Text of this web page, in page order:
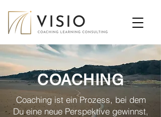
COACHING
Coaching ist ein Prozess, bei dem
Du eine neue Perspektive gewinnst,